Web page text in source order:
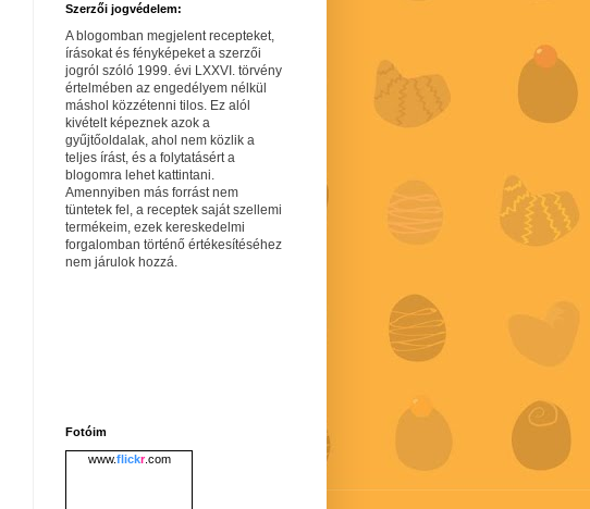
Szerzői jogvédelem:
A blogomban megjelent recepteket,
írásokat és fényképeket a szerzői
jogról szóló 1999. évi LXXVI. törvény
értelmében az engedélyem nélkül
máshol közzétenni tilos. Ez alól
kivételt képeznek azok a
gyűjtőoldalak, ahol nem közlik a
teljes írást, és a folytatásért a
blogomra lehet kattintani.
Amennyiben más forrást nem
tüntetek fel, a receptek saját szellemi
termékeim, ezek kereskedelmi
forgalomban történő értékesítéséhez
nem járulok hozzá.
Fotóim
www.flickr.com